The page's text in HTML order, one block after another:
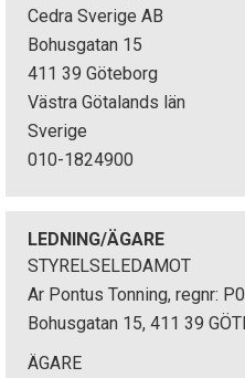
Cedra Sverige AB
Bohusgatan 15
411 39 Göteborg
Västra Götalands län
Sverige
010-1824900
LEDNING/ÄGARE
STYRELSELEDAMOT
Ar Pontus Tonning, regnr:
Bohusgatan 15, 411 39
ÄGARE